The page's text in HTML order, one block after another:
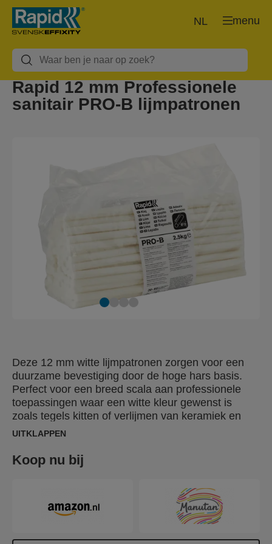
menu
NL
Rapid 12 mm Professionele
sanitair PRO-B lijmpatronen
Deze 12 mm witte lijmpatronen zorgen voor een
duurzame bevestiging door de hoge hars basis.
Perfect voor een breed scala aan professionele
toepassingen waar een witte kleur gewenst is
zoals tegels kitten of verlijmen van keramiek en
sanitair of poreus materiaal. Beschikbaar in grote,
industriëel gebruik.
UITKLAPPEN
Koop nu bij